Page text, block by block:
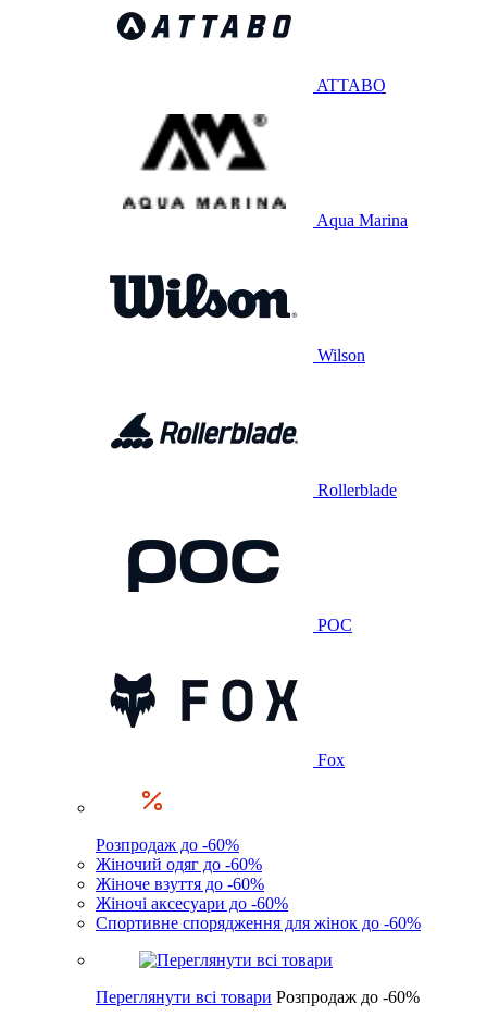
ATTABO
Aqua Marina
Wilson
Rollerblade
POC
Fox
Розпродаж до -60%
Жіночий одяг до -60%
Жіноче взуття до -60%
Жіночі аксесуари до -60%
Спортивне спорядження для жінок до -60%
Переглянути всі товари Розпродаж до -60%